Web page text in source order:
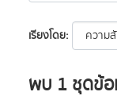
เรียงโดย
พบ 1 ชุดข้